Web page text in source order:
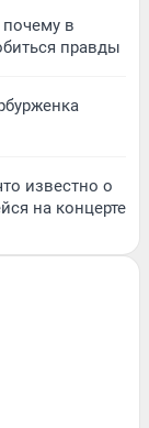
в
правды
известно о
на концерте